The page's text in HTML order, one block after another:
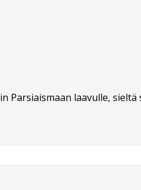
Parsiaismaan laavulle,